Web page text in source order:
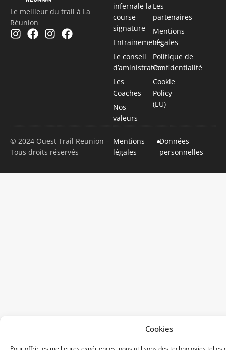
Cookies
Le meilleur du trail à La
Réunion
infernale la
course
signature
Entrainements
Le conseil
d’aministration
Les
Coaches
Nos
valeurs
Les
partenaires
Mentions
Légales
Politique de
Confidentialité
Cookie
Policy
(EU)
© 2024 Ouest Trail Reunion –
Tous droits réservés
Mentions
légales
●Données
personnelles